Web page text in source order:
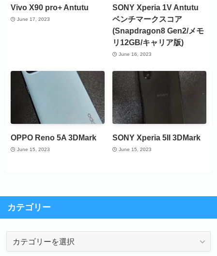
Vivo X90 pro+ Antutu
June 17, 2023
SONY Xperia 1V Antutu
ベンチマークスコア
(Snapdragon8 Gen2/メモ
リ12GB/キャリア版)
June 16, 2023
OPPO Reno 5A 3DMark
June 15, 2023
SONY Xperia 5II 3DMark
June 15, 2023
カテゴリー